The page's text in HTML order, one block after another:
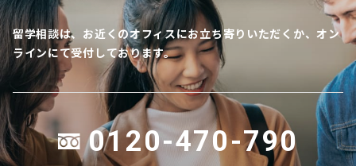
留学相談は、お近くのオフィスにお立ち寄りいただくか、オン
ラインにて受付しております。
0120-470-790